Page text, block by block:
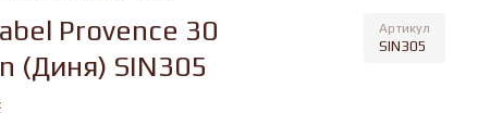
Provence 30
(Диня) SIN305
Артикул
SIN305